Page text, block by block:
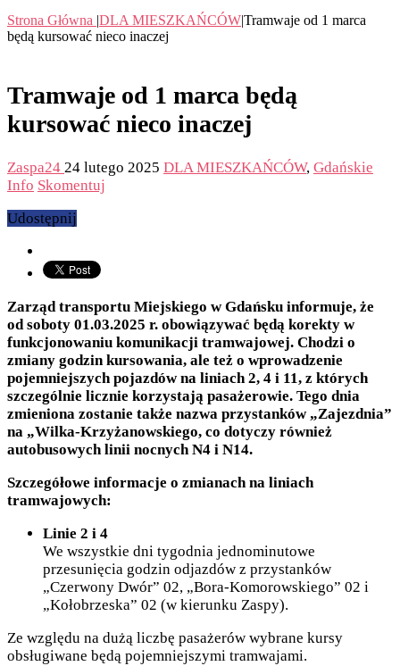
Strona Główna |DLA MIESZKAŃCÓW|Tramwaje od 1 marca
będą kursować nieco inaczej
Tramwaje od 1 marca będą
kursować nieco inaczej
Zaspa24 24 lutego 2025 DLA MIESZKAŃCÓW, Gdańskie
Info Skomentuj
Udostępnij
Zarząd transportu Miejskiego w Gdańsku informuje, że
od soboty 01.03.2025 r. obowiązywać będą korekty w
funkcjonowaniu komunikacji tramwajowej. Chodzi o
zmiany godzin kursowania, ale też o wprowadzenie
pojemniejszych pojazdów na liniach 2, 4 i 11, z których
szczególnie licznie korzystają pasażerowie. Tego dnia
zmieniona zostanie także nazwa przystanków „Zajezdnia”
na „Wilka-Krzyżanowskiego, co dotyczy również
autobusowych linii nocnych N4 i N14.
Szczegółowe informacje o zmianach na liniach
tramwajowych:
Linie 2 i 4
We wszystkie dni tygodnia jednominutowe
przesunięcia godzin odjazdów z przystanków
„Czerwony Dwór” 02, „Bora-Komorowskiego” 02 i
„Kołobrzeska” 02 (w kierunku Zaspy).
Ze względu na dużą liczbę pasażerów wybrane kursy
obsługiwane będą pojemniejszymi tramwajami.